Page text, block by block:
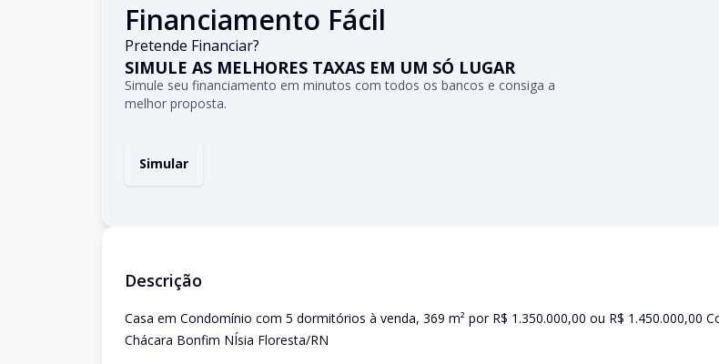
Financiamento Fácil
Pretende Financiar?
SIMULE AS MELHORES TAXAS EM UM SÓ LUGAR
Simule seu financiamento em minutos com todos os bancos e consiga a
melhor proposta.
Simular
Descrição
Casa em Condomínio com 5 dormitórios à venda, 369 m² por R$ 1.350.000,00 ou R$ 1.450.000,00
Chácara Bonfim NÍsia Floresta/RN